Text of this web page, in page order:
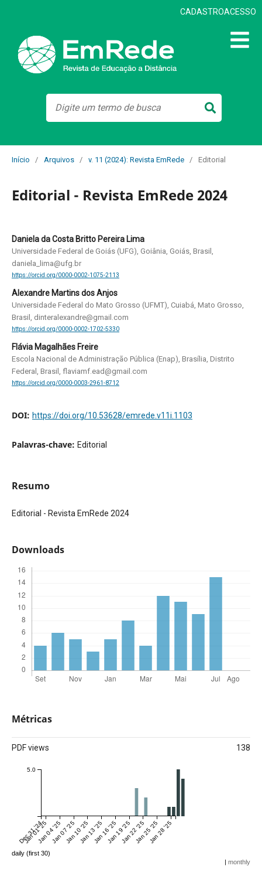
CADASTROACESSO
Início / Arquivos / v. 11 (2024): Revista EmRede / Editorial
Editorial - Revista EmRede 2024
Daniela da Costa Britto Pereira Lima
Universidade Federal de Goiás (UFG), Goiânia, Goiás, Brasil,
daniela_lima@ufg.br
https://orcid.org/0000-0002-1075-2113
Alexandre Martins dos Anjos
Universidade Federal do Mato Grosso (UFMT), Cuiabá, Mato Grosso,
Brasil, dinteralexandre@gmail.com
https://orcid.org/0000-0002-1702-5330
Flávia Magalhães Freire
Escola Nacional de Administração Pública (Enap), Brasília, Distrito
Federal, Brasil, flaviamf.ead@gmail.com
https://orcid.org/0000-0003-2961-8712
DOI: https://doi.org/10.53628/emrede.v11i.1103
Palavras-chave: Editorial
Resumo
Editorial - Revista EmRede 2024
Downloads
Métricas
PDF views 138
Dec 31 '24
Jan 01 '25Jan 04 '25Jan 07 '25Jan 10 '25Jan 13 '25Jan 16 '25Jan 19 '25Jan 22 '25Jan 25 '25Jan 28 '25
5.0
daily (first 30)
|monthly